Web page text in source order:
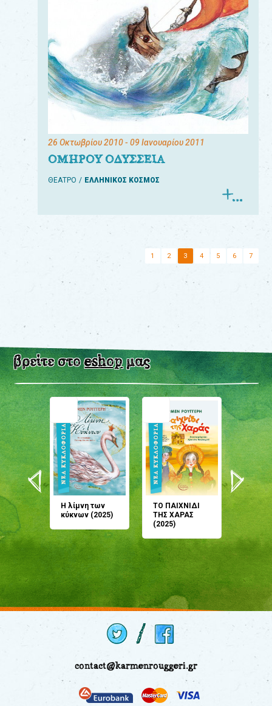
26 Οκτωβρίου 2010- 09 Ιανουαρίου 2011
ΟΜΗΡΟΥ ΟΔΥΣΣΕΙΑ
ΘΕΑΤΡΟ ΕΛΛΗΝΙΚΟΣ ΚΟΣΜΟΣ
1 2 3 4 5 6 7
βρείτε στοeshopμας
Η λίμνη των
κύκνων (2025)
ΤΟ ΠΑΙΧΝΙΔΙ
ΤΗΣ ΧΑΡΑΣ
(2025)
μου;
(2024)
contact@karmenrouggeri.gr